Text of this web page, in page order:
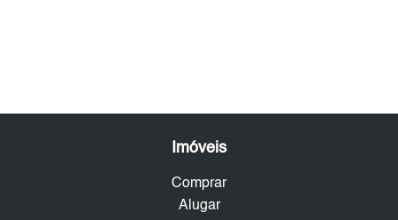
Imóveis
Comprar
Alugar